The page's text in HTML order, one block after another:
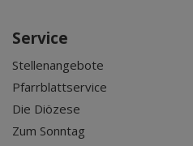
Service
Stellenangebote
Pfarrblattservice
Die Diözese
Zum Sonntag